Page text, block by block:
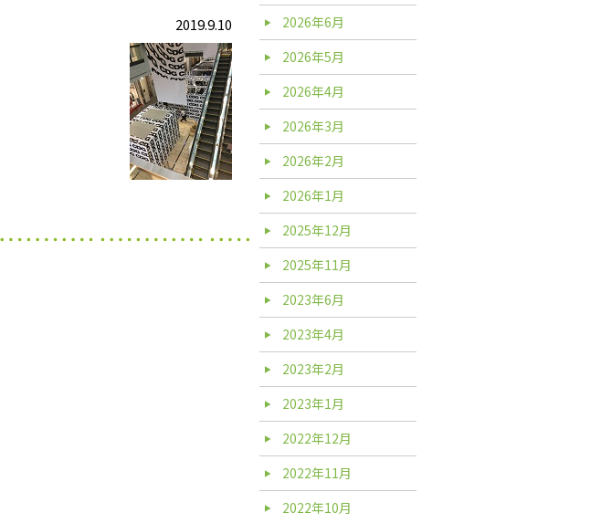
2019.9.10
2026年6月
2026年5月
2026年4月
2026年3月
2026年2月
2026年1月
2025年12月
2025年11月
2023年6月
2023年4月
2023年2月
2023年1月
2022年12月
2022年11月
2022年10月